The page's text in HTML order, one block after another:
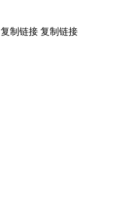
复制链接 复制链接